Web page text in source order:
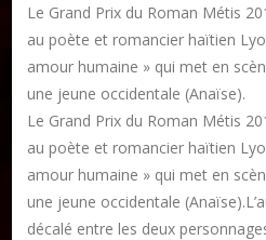
Publier un livre
Formation en Édition Numérique
Les ateliers d’écriture littéraire
Le Grand Prix du Roman Métis
au poète et romancier haïtien
amour humaine » qui met en
une jeune occidentale (Anaïse).
Le Grand Prix du Roman Métis
au poète et romancier haïtien
amour humaine » qui met en
une jeune occidentale
décalé entre les deux